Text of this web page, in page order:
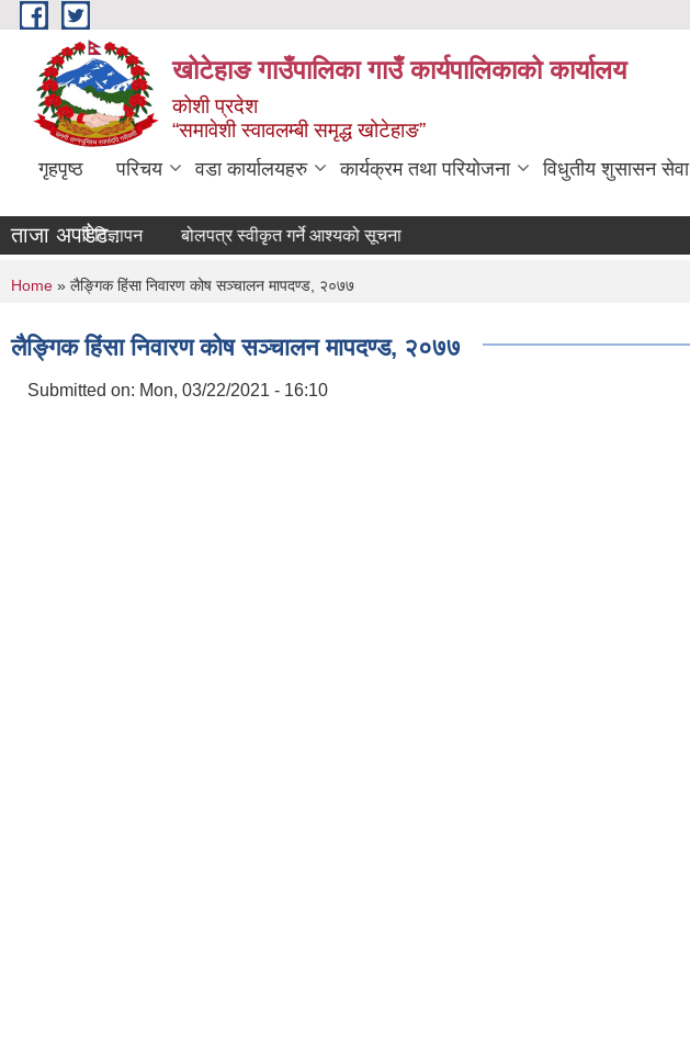
Skip to main content
खोटेहाङ गाउँपालिका गाउँ कार्यपालिकाको कार्यालय
कोशी प्रदेश
“समावेशी स्वावलम्बी समृद्ध खोटेहाङ”
गृहपृष्ठ परिचय वडा कार्यालयहरु कार्यक्रम तथा परियोजना विधुतीय शुसासन सेवा
ताजा अपडेट :
विज्ञापन बोलपत्र स्वीकृत गर्ने आश्यको सूचना
You are here
Home » लैङ्गिक हिंसा निवारण कोष सञ्चालन मापदण्ड, २०७७
लैङ्गिक हिंसा निवारण कोष सञ्चालन मापदण्ड, २०७७
Submitted on: Mon, 03/22/2021 - 16:10